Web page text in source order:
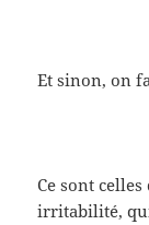
Et sinon, on
Ce sont
irritabilité,